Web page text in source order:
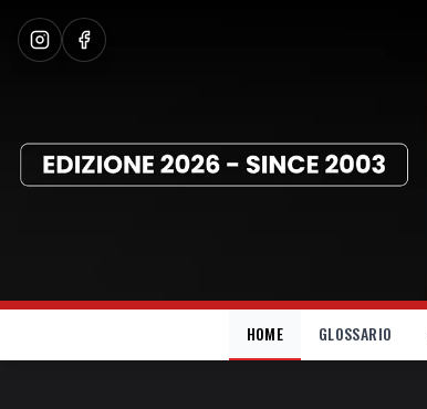
HOME GLOSSARIO